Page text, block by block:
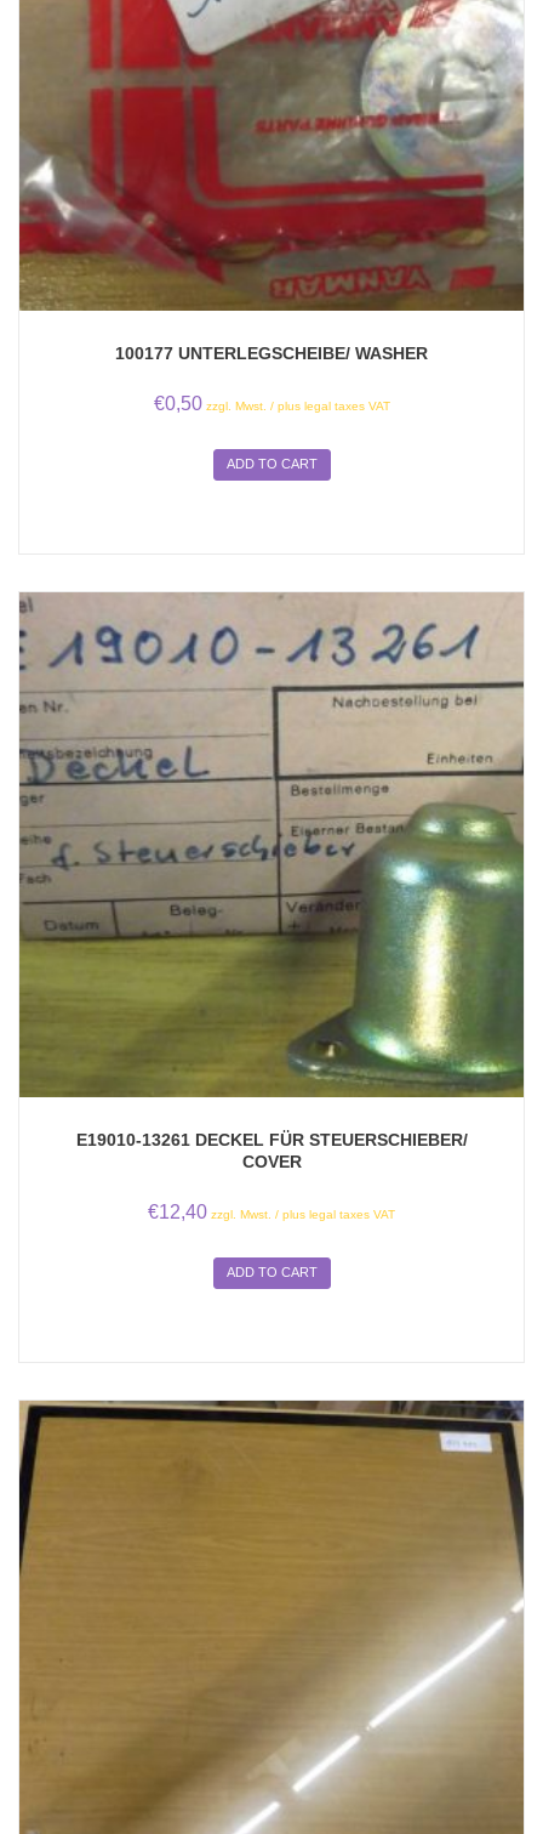
100177 UNTERLEGSCHEIBE/ WASHER
€0,50 zzgl. Mwst. / plus legal taxes VAT
ADD TO CART
E19010-13261 DECKEL FÜR STEUERSCHIEBER/
COVER
€12,40 zzgl. Mwst. / plus legal taxes VAT
ADD TO CART